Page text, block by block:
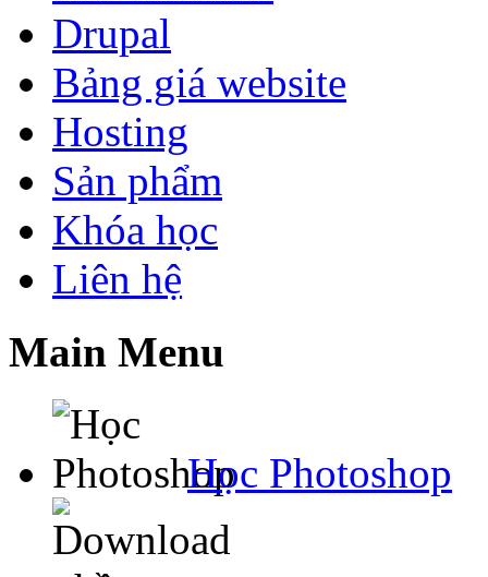
Drupal
Bảng giá website
Hosting
Sản phẩm
Khóa học
Liên hệ
Main Menu
Học Photoshop